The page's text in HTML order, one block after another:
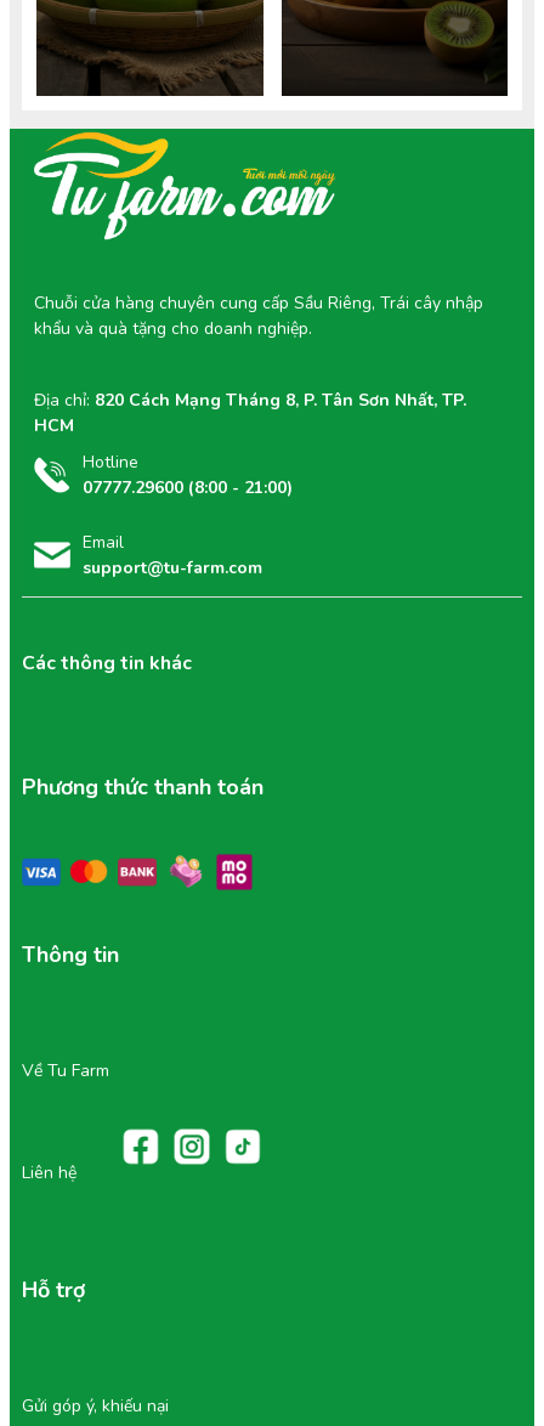
cân. Tìm hiểu giá trị dinh
xiêm chuẩn VietGAP tốt cho
mẹ và thai nhi.
Hotline
07777.29600 (8:00 - 21:00)
Email
support@tu-farm.com
Các thông tin khác
Chuỗi cửa hàng chuyên cung cấp Sầu Riêng, Trái cây nhập
khẩu và quà tặng cho doanh nghiệp.
Địa chỉ: 820 Cách Mạng Tháng 8, P. Tân Sơn Nhất, TP.
HCM
Phương thức thanh toán
Thông tin
Về Tu Farm
Liên hệ
Hỗ trợ
Gửi góp ý, khiếu nại